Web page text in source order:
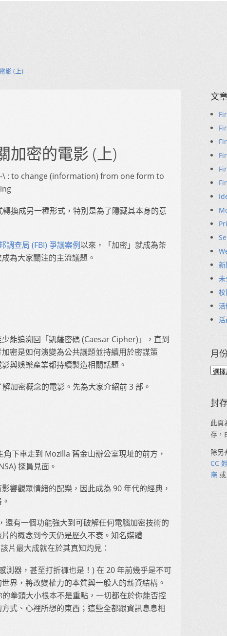
影 (上)
加密的電影 (上)
\ : to change (information) from one form to
換成另一種形式，特別是為了隱藏其本身的意
調查局 (FBI) 爭議案例以來，「加密」就成為茶
為大家關注的主流議題。
少能追溯回「凱薩密碼 (Caesar Cipher)」，直到
密是如何演變為公共議題並持續用於密謀策
與娛樂產業都持續製造相關話題。
加密概念的電影。先為大家介紹前 3 部。
下車走到 Mozilla 舊金山辦公室現址的前方，
探員見面。
響觀眾情緒的配樂，因此成為 90 年代的經典，
還有一個功能強大到可破解任何電腦加密技術的
的概念到今天仍是歷久不衰。知名媒體
該片最大成就在於其真知灼見：
測器，甚至打折褲也是！) 在 20 年前幾乎是不可
界，將改變權力的本質與一般人的薪資結構。
拳頭大小根本不是重點，一切都在於你能否控
式、心裡所想的東西；這些全都跟資訊息息相
文
新
活
活
月
封
此頁
存，
除另
CC
際